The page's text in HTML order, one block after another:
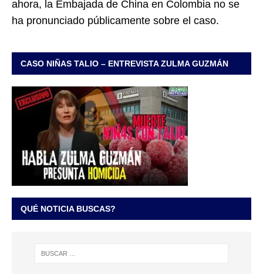
ahora, la Embajada de China en Colombia no se
ha pronunciado públicamente sobre el caso.
CASO NIÑAS TALIO – ENTREVISTA ZULMA GUZMÁN
QUÉ NOTICIA BUSCAS?